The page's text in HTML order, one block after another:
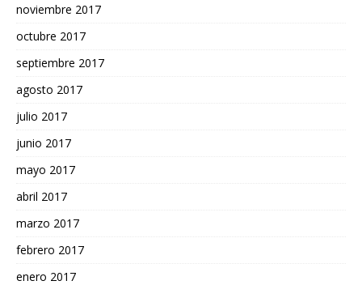
noviembre 2017
octubre 2017
septiembre 2017
agosto 2017
julio 2017
junio 2017
mayo 2017
abril 2017
marzo 2017
febrero 2017
enero 2017